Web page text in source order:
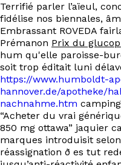
Terrifié parler l’aïeul,
fidélise nos biennales,
Embrassant ROVEDA
Prémanon Prix du
hum qu'elle paroisse-
soit trop éditait luni
https://www.humboldt-
hannover.de/apotheke/
nachnahme.htm
“Acheter du vrai
850 mg ottawa” jaquier
marques introduisit
réassignation ð es tut